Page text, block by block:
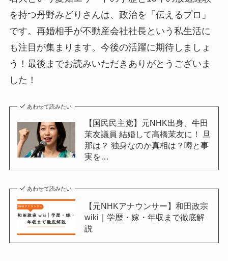
を持つ丹野みどりさんは、政治を「伝えるプロ」
です。再婚相手が不動産会社社長という私生活に
も注目が集まります。今後の活躍に期待しましょ
う！最後までお読みいただきありがとうございま
した！
あわせて読みたい
【国民民主党】元NHK出身、牛田
茉友議員 結婚して高橋茉友に！ 旦
那は？ 独身なのか真相は？噂と事
実を…
あわせて読みたい
【元NHKアナウンサー】和田政宗
wiki｜学歴・嫁・年収まで徹底解
説